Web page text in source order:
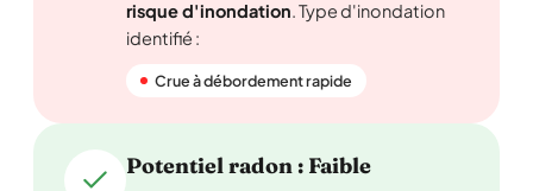
risque d'inondation. Type d'inondation
identifié :
Crue à débordement rapide
Potentiel radon : Faible